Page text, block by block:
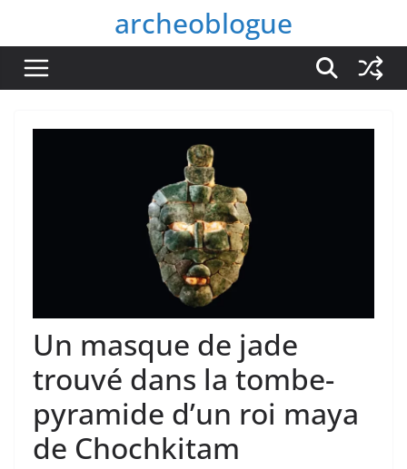
contenu
archeoblogue
Un masque de jade
trouvé dans la tombe-
pyramide d’un roi maya
de Chochkitam